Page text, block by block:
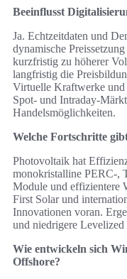
Beeinflusst
Ja. Echtzeitdaten und
dynamische
kurzfristig zu höherer
langfristig die
Virtuelle Kraftwerke und
Spot- und Intraday-
Handelsmöglichkeiten.
Welche Fortschritte
Photovoltaik hat
monokristalline PERC-,
Module und effizientere
First Solar und
Innovationen voran.
und niedrigere
Wie entwickeln sich
Offshore?